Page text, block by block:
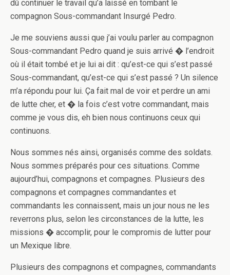
dû continuer le travail qu’a laissé en tombant le
compagnon Sous-commandant Insurgé Pedro.
Je me souviens aussi que j’ai voulu parler au compagnon
Sous-commandant Pedro quand je suis arrivé � l’endroit
où il était tombé et je lui ai dit : qu’est-ce qui s’est passé
Sous-commandant, qu’est-ce qui s’est passé ? Un silence
m’a répondu pour lui. Ça fait mal de voir et perdre un ami
de lutte cher, et � la fois c’est votre commandant, mais
comme je vous dis, eh bien nous continuons ceux qui
continuons.
Nous sommes nés ainsi, organisés comme des soldats.
Nous sommes préparés pour ces situations. Comme
aujourd’hui, compagnons et compagnes. Plusieurs des
compagnons et compagnes commandantes et
commandants les connaissent, mais un jour nous ne les
reverrons plus, selon les circonstances de la lutte, les
missions � accomplir, pour le compromis de lutter pour
un Mexique libre.
Plusieurs des compagnons et compagnes, commandants